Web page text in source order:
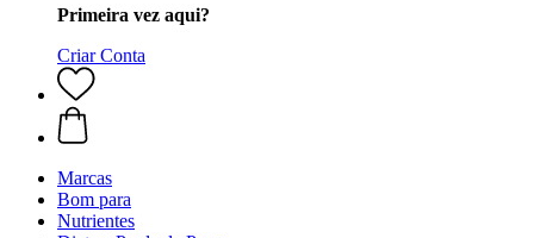
Primeira vez aqui?
Criar Conta
Marcas
Bom para
Nutrientes